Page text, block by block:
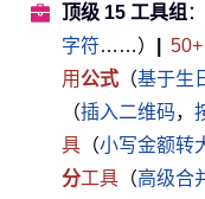
顶级 15 工具组 ：
字符……） 50+
用公式 （基于生
（插入二维码，
具 （小写金额转
分工具 （高级合